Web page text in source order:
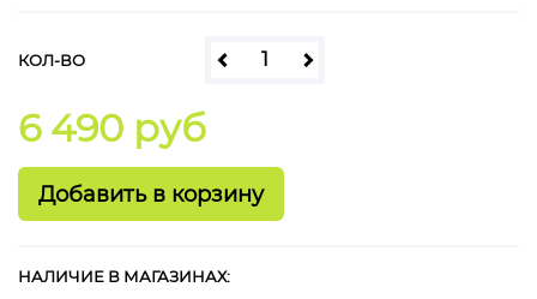
КОЛ-ВО
6 490 руб
НАЛИЧИЕ В МАГАЗИНАХ: